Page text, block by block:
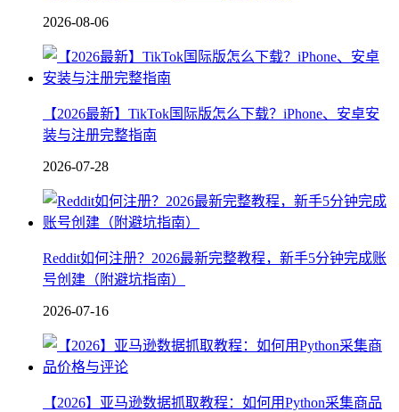
2026-08-06
【2026最新】TikTok国际版怎么下载？iPhone、安卓安
装与注册完整指南
2026-07-28
Reddit如何注册？2026最新完整教程，新手5分钟完成账
号创建（附避坑指南）
2026-07-16
【2026】亚马逊数据抓取教程：如何用Python采集商品